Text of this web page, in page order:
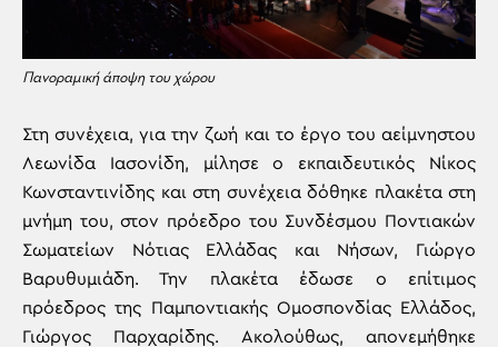
Πανοραμική άποψη του χώρου
Στη συνέχεια, για την ζωή και το έργο του αείμνηστου
Λεωνίδα Ιασονίδη, μίλησε ο εκπαιδευτικός Νίκος
Κωνσταντινίδης και στη συνέχεια δόθηκε πλακέτα στη
μνήμη του, στον πρόεδρο του Συνδέσμου Ποντιακών
Σωματείων Νότιας Ελλάδας και Νήσων, Γιώργο
Βαρυθυμιάδη. Την πλακέτα έδωσε ο επίτιμος
πρόεδρος της Παμποντιακής Ομοσπονδίας Ελλάδος,
Γιώργος Παρχαρίδης. Ακολούθως, απονεμήθηκε